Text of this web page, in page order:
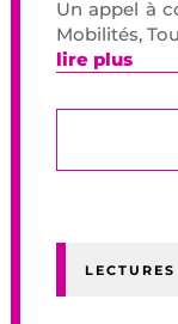
Un appel à
Mobilités,
lire plus